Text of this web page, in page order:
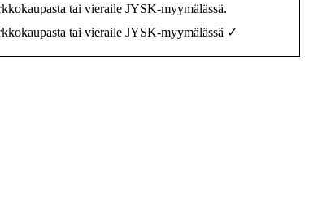
tai vieraile JYSK-myymälässä.
tai vieraile JYSK-myymälässä ✓